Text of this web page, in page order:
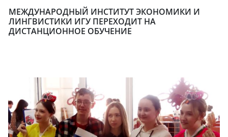
МЕЖДУНАРОДНЫЙ ИНСТИТУТ ЭКОНОМИКИ И
ЛИНГВИСТИКИ ИГУ ПЕРЕХОДИТ НА
ДИСТАНЦИОННОЕ ОБУЧЕНИЕ